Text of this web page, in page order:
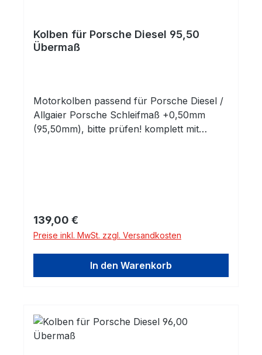
Kolben für Porsche Diesel 95,50
Übermaß
Motorkolben passend für Porsche Diesel /
Allgaier Porsche Schleifmaß +0,50mm
(95,50mm), bitte prüfen! komplett mit
Regulärer Preis:
139,00 €
Preise inkl. MwSt. zzgl. Versandkosten
In den Warenkorb